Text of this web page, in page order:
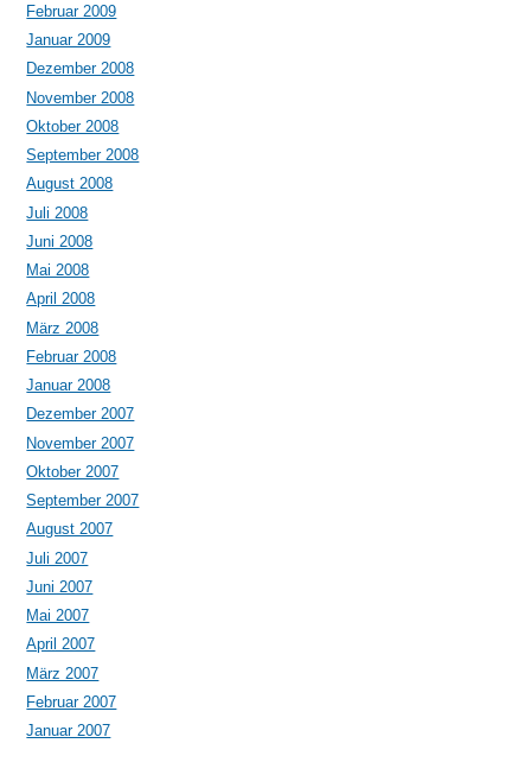
Februar 2009
Januar 2009
Dezember 2008
November 2008
Oktober 2008
September 2008
August 2008
Juli 2008
Juni 2008
Mai 2008
April 2008
März 2008
Februar 2008
Januar 2008
Dezember 2007
November 2007
Oktober 2007
September 2007
August 2007
Juli 2007
Juni 2007
Mai 2007
April 2007
März 2007
Februar 2007
Januar 2007